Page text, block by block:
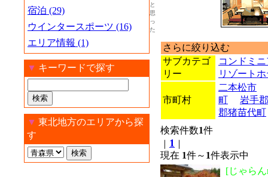
宿泊 (29)
ウインタースポーツ (16)
エリア情報 (1)
▼ キーワードで探す
▼ 東北地方のエリアから探
す
さらに絞り込む
サブカテゴ
リー
コンドミ
リゾート
市町村
二本松市
町
岩手
郡猪苗代町
検索件数1件
1
現在 1件～ 1件表示中
[じゃらん
と
思
っ
た